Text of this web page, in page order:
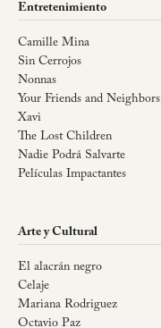
Entretenimiento
Camille Mina
Sin Cerrojos
Nonnas
Your Friends and Neighbors
Xavi
The Lost Children
Nadie Podrá Salvarte
Películas Impactantes
Arte y Cultural
El alacrán negro
Celaje
Mariana Rodriguez
Octavio Paz